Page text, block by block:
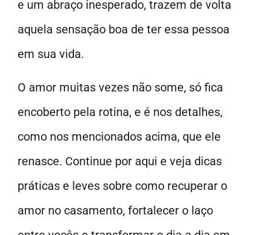
e um abraço inesperado, trazem de volta
aquela sensação boa de ter essa pessoa
em sua vida.
O amor muitas vezes não some, só fica
encoberto pela rotina, e é nos detalhes,
como nos mencionados acima, que ele
renasce. Continue por aqui e veja dicas
práticas e leves sobre como recuperar o
amor no casamento, fortalecer o laço